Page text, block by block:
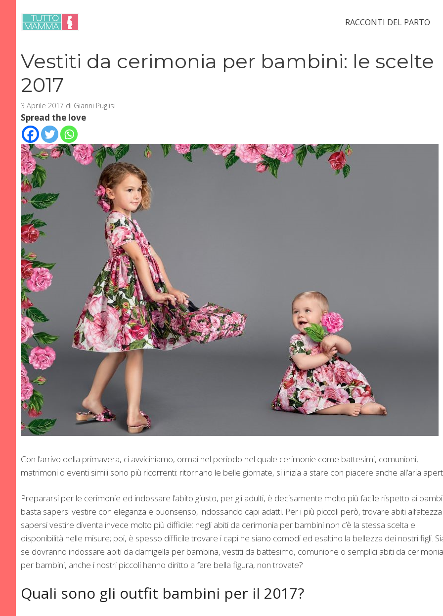
contenuto
RACCONTI DEL PARTO
Vestiti da cerimonia per bambini: le scelte
2017
3 Aprile 2017 di Gianni Puglisi
Spread the love
Con l’arrivo della primavera, ci avviciniamo, ormai nel periodo nel quale cerimonie come battesimi, comunioni,
matrimoni o eventi simili sono più ricorrenti: ritornano le belle giornate, si inizia a stare con piacere anche all’aria
Prepararsi per le cerimonie ed indossare l’abito giusto, per gli adulti, è decisamente molto più facile rispetto ai
basta sapersi vestire con eleganza e buonsenso, indossando capi adatti. Per i più piccoli però, trovare abiti
sapersi vestire diventa invece molto più difficile: negli abiti da cerimonia per bambini non c’è la stessa scelta e
disponibilità nelle misure; poi, è spesso difficile trovare i capi he siano comodi ed esaltino la bellezza dei nostri figli.
se dovranno indossare abiti da damigella per bambina, vestiti da battesimo, comunione o semplici abiti da cerimonia
per bambini, anche i nostri piccoli hanno diritto a fare bella figura, non trovate?
Quali sono gli outfit bambini per il 2017?